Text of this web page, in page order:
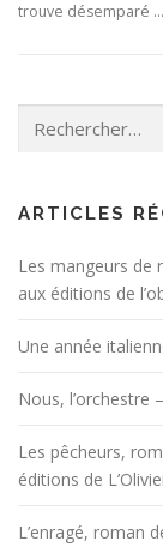
trouve désemparé …
ARTICLES
Les mangeurs de
aux éditions de
Une année
Nous, l’orchestre
Les pêcheurs,
éditions de
L’enragé, roman